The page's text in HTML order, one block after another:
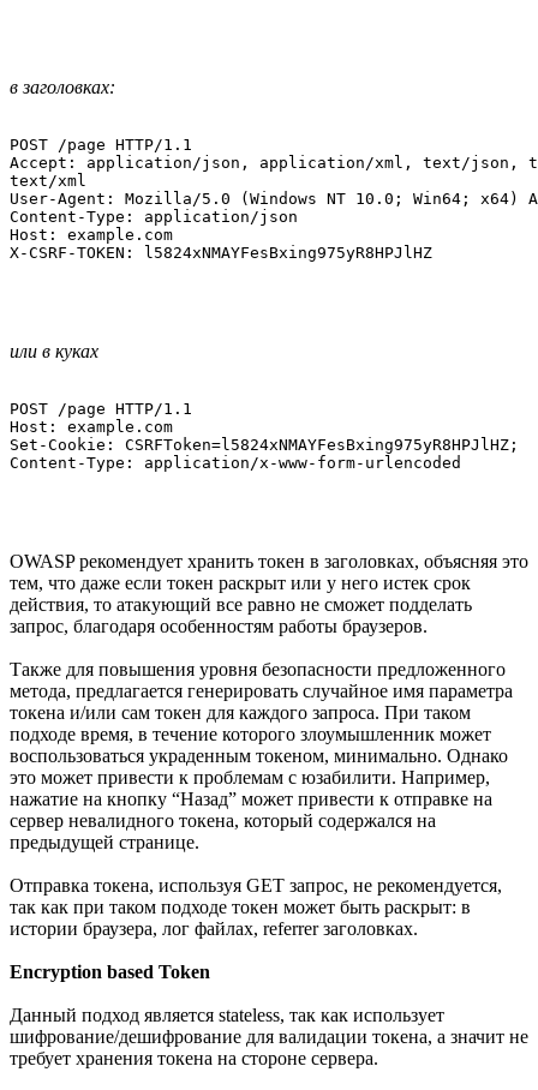
в заголовках:
POST /page HTTP/1.1
Accept: application/json, application/xml, text/
text/xml
User-Agent: Mozilla/5.0 (Windows NT 10.0; Win64; x64)
Content-Type: application/json
Host: example.com
X-CSRF-TOKEN: l5824xNMAYFesBxing975yR8HPJlHZ
или в куках
POST /page HTTP/1.1
Host: example.com
Set-Cookie: CSRFToken=l5824xNMAYFesBxing975yR8HPJlHZ;
Content-Type: application/x-www-form-urlencoded
OWASP рекомендует хранить токен в заголовках, объясняя это
тем, что даже если токен раскрыт или у него истек срок
действия, то атакующий все равно не сможет подделать
запрос, благодаря особенностям работы браузеров.
Также для повышения уровня безопасности предложенного
метода, предлагается генерировать случайное имя параметра
токена и/или сам токен для каждого запроса. При таком
подходе время, в течение которого злоумышленник может
воспользоваться украденным токеном, минимально. Однако
это может привести к проблемам с юзабилити. Например,
нажатие на кнопку “Назад” может привести к отправке на
сервер невалидного токена, который содержался на
предыдущей странице.
Отправка токена, используя GET запрос, не рекомендуется,
так как при таком подходе токен может быть раскрыт: в
истории браузера, лог файлах, referrer заголовках.
Encryption based Token
Данный подход является stateless, так как использует
шифрование/дешифрование для валидации токена, а значит не
требует хранения токена на стороне сервера.